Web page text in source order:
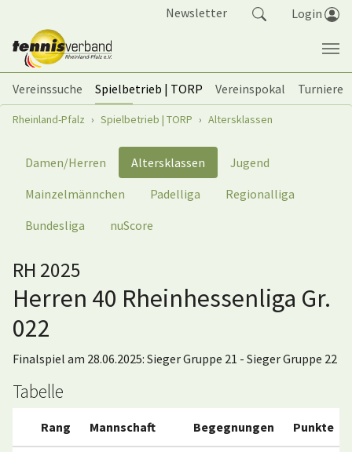
Newsletter Login
Vereinssuche Spielbetrieb | TORP Vereinspokal
Turniere
Sie sind hier:
Rheinland-Pfalz Spielbetrieb | TORP Altersklassen
Damen/Herren Altersklassen
Jugend
Mainzelmännchen
Padelliga
Regionalliga
Bundesliga
nuScore
RH 2025
Herren 40 Rheinhessenliga Gr.
022
Finalspiel am 28.06.2025: Sieger Gruppe 21 - Sieger Gruppe 22
Tabelle
Rang Mannschaft Begegnungen Punkte